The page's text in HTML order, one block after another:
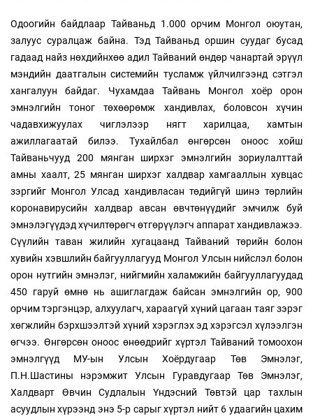
Одоогийн байдлаар Тайваньд 1.000 орчим Монгол оюутан,
залуус суралцаж байна. Тэд Тайваньд оршин суудаг бусад
гадаад найз нөхдийнхөө адил Тайваний өндөр чанартай эрүүл
мэндийн даатгалын системийн тусламж үйлчилгээнд сэтгэл
хангалуун байдаг. Чухамдаа Тайвань Монгол хоёр орон
эмнэлгийн тоног төхөөрөмж хандивлах, боловсон хүчин
чадавхижуулах чиглэлээр нягт харилцаа, хамтын
ажиллагаатай билээ. Тухайлбал өнгөрсөн оноос хойш
Тайваньчууд 200 мянган ширхэг эмнэлгийн зориулалттай
амны хаалт, 25 мянган ширхэг халдвар хамгааллын хувцас
зэргийг Монгол Улсад хандивласан төдийгүй шинэ төрлийн
коронавирусийн халдвар авсан өвчтөнүүдийг эмчилж буй
эмнэлэгүүдэд хүчилтөрөгч өтгөрүүлэгч аппарат хандивлажээ.
Сүүлийн таван жилийн хугацаанд Тайваний төрийн болон
хувийн хэвшлийн байгууллагууд Монгол Улсын нийслэл болон
орон нутгийн эмнэлэг, нийгмийн халамжийн байгууллагуудад
450 гаруй өмнө нь ашиглагдаж байсан эмнэлгийн ор, 900
орчим тэргэнцэр, алхуулагч, хараагүй хүний цагаан таяг зэрэг
хөгжлийн бэрхшээлтэй хүний хэрэглэх эд хэрэгсэл хүлээлгэн
өгчээ. Өнгөрсөн оноос өнөөдрийг хүртэл Тайваний томоохон
эмнэлгүүд МУ-ын Улсын Хоёрдугаар Төв Эмнэлэг,
П.Н.Шастины нэрэмжит Улсын Гуравдугаар Төв Эмнэлэг,
Халдварт Өвчин Судлалын Үндэсний Төвтэй цар тахлын
асуудлын хүрээнд энэ 5-р сарыг хүртэл нийт 6 удаагийн цахим